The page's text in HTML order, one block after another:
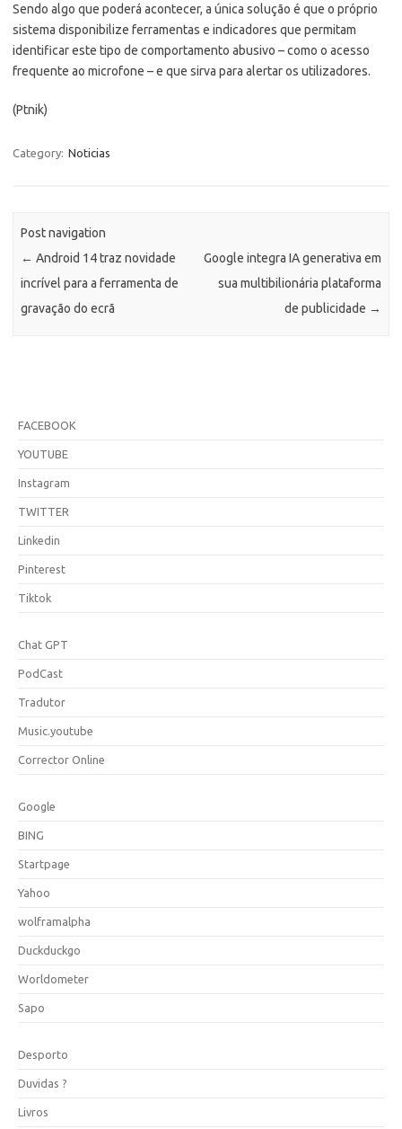
Sendo algo que poderá acontecer, a única solução é que o próprio
sistema disponibilize ferramentas e indicadores que permitam
identificar este tipo de comportamento abusivo – como o acesso
frequente ao microfone – e que sirva para alertar os utilizadores.
(Ptnik)
Category: Noticias
Post navigation
← Android 14 traz novidade
incrível para a ferramenta de
gravação do ecrã
Google integra IA generativa em
sua multibilionária plataforma
de publicidade →
FACEBOOK
YOUTUBE
Instagram
TWITTER
Linkedin
Pinterest
Tiktok
Chat GPT
PodCast
Tradutor
Music.youtube
Corrector Online
Google
BING
Startpage
Yahoo
wolframalpha
Duckduckgo
Worldometer
Sapo
Desporto
Duvidas ?
Livros